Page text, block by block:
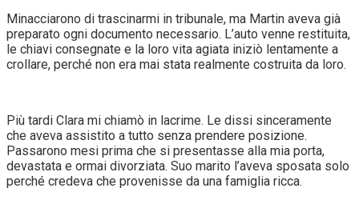
Minacciarono di trascinarmi in tribunale, ma Martin aveva già
preparato ogni documento necessario. L’auto venne restituita,
le chiavi consegnate e la loro vita agiata iniziò lentamente a
crollare, perché non era mai stata realmente costruita da loro.
Più tardi Clara mi chiamò in lacrime. Le dissi sinceramente
che aveva assistito a tutto senza prendere posizione.
Passarono mesi prima che si presentasse alla mia porta,
devastata e ormai divorziata. Suo marito l’aveva sposata solo
perché credeva che provenisse da una famiglia ricca.